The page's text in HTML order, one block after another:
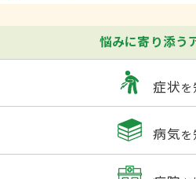
悩みに寄り添う
症状を
病気を